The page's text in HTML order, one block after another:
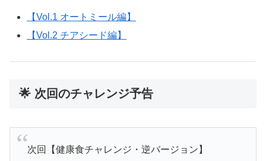
【Vol.1 オートミール編】
【Vol.2 チアシード編】
🌟 次回のチャレンジ予告
次回【健康食チャレンジ・逆バージョン】